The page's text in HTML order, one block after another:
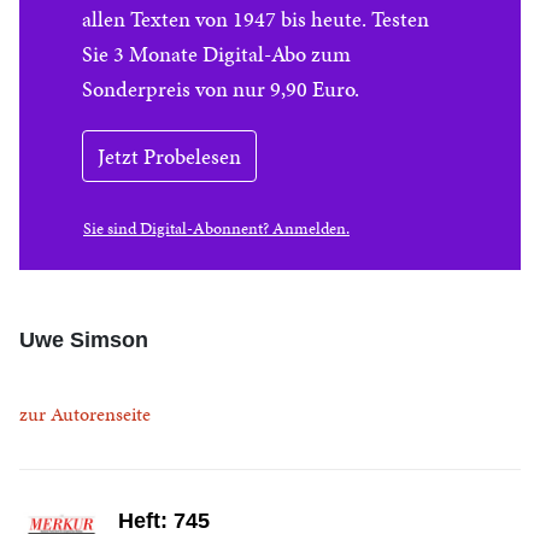
allen Texten von 1947 bis heute. Testen
Sie 3 Monate Digital-Abo zum
Sonderpreis von nur 9,90 Euro.
Jetzt Probelesen
Sie sind Digital-Abonnent? Anmelden.
Uwe Simson
zur Autorenseite
Heft: 745